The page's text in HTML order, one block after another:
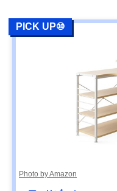
PICK UP⑩
Photo by Amazon